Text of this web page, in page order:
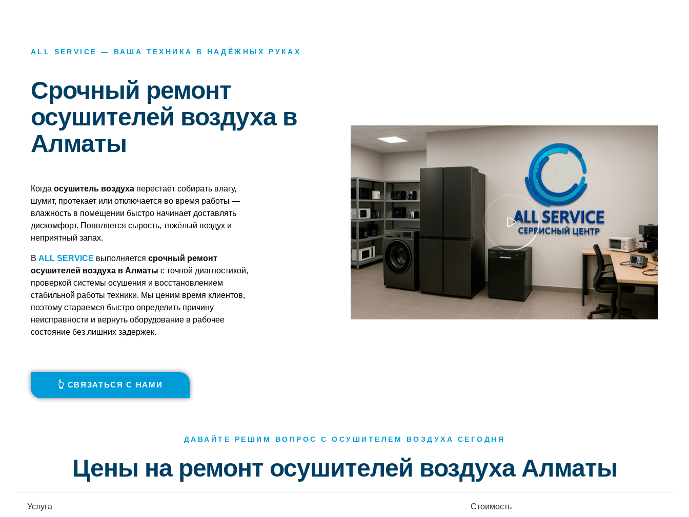
ALL SERVICE — ВАША ТЕХНИКА В НАДЁЖНЫХ РУКАХ
Срочный ремонт
осушителей воздуха в
Алматы
Когда осушитель воздуха перестаёт собирать влагу,
шумит, протекает или отключается во время работы —
влажность в помещении быстро начинает доставлять
дискомфорт. Появляется сырость, тяжёлый воздух и
неприятный запах.
В ALL SERVICE выполняется срочный ремонт
осушителей воздуха в Алматы с точной диагностикой,
проверкой системы осушения и восстановлением
стабильной работы техники. Мы ценим время клиентов,
поэтому стараемся быстро определить причину
неисправности и вернуть оборудование в рабочее
состояние без лишних задержек.
👆 СВЯЗАТЬСЯ С НАМИ
ДАВАЙТЕ РЕШИМ ВОПРОС С ОСУШИТЕЛЕМ ВОЗДУХА СЕГОДНЯ
Цены на ремонт осушителей воздуха Алматы
Услуга Стоимость